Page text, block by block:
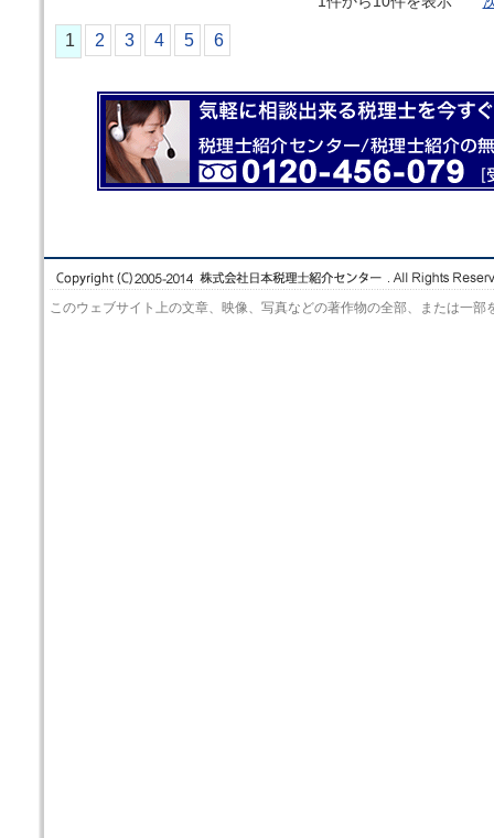
1 2 3 4 5 6
このウェブサイト上の文章、映像、写真などの著作物の全部、または一